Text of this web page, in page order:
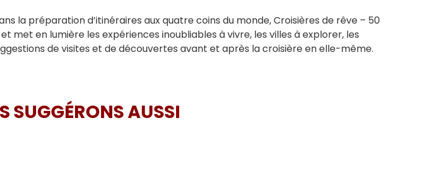
la préparation d’itinéraires aux quatre coins du monde, Croisières de rêve – 50
met en lumière les expériences inoubliables à vivre, les villes à explorer, les
de visites et de découvertes avant et après la croisière en elle-même.
SUGGÉRONS AUSSI